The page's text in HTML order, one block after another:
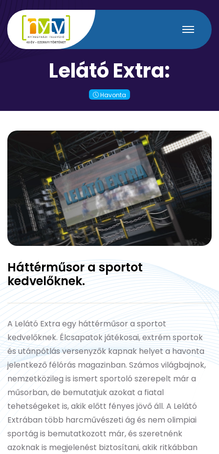
LelátóExtra:
Havonta
Háttérműsor a sportot
kedvelőknek.
A Lelátó Extra egy háttérműsor a sportot
kedvelőknek. Élcsapatok játékosai, extrém sportok
és utánpótlás versenyzők kapnak helyet a havonta
jelentkező félórás magazinban. Számos világbajnok,
nemzetközileg is ismert sportoló szerepelt már a
műsorban, de bemutatjuk azokat a fiatal
tehetségeket is, akik előtt fényes jövő áll. A Lelátó
Extrában több harcművészeti ág és nem olimpiai
sportág is bemutatkozott már, és szeretnénk
azoknak is megjelenést biztosítani, akik ritkábban